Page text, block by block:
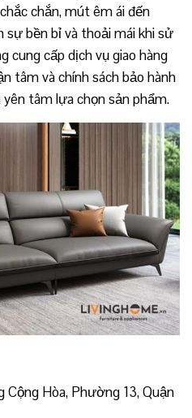
chắn, mút êm ái đến
bền bỉ và thoải mái khi sử
cung cấp dịch vụ giao hàng
tâm và chính sách bảo hành
tâm lựa chọn sản phẩm.
Hòa, Phường 13, Quận